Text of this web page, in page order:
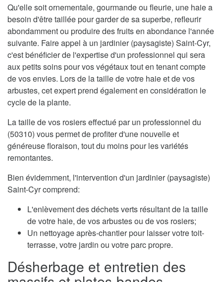
Qu'elle soit ornementale, gourmande ou fleurie, une haie a
besoin d'être taillée pour garder de sa superbe, refleurir
abondamment ou produire des fruits en abondance l'année
suivante. Faire appel à un jardinier (paysagiste) Saint-Cyr,
c'est bénéficier de l'expertise d'un professionnel qui sera
aux petits soins pour vos végétaux tout en tenant compte
de vos envies. Lors de la taille de votre haie et de vos
arbustes, cet expert prend également en considération le
cycle de la plante.
La taille de vos rosiers effectué par un professionnel du
(50310) vous permet de profiter d'une nouvelle et
généreuse floraison, tout du moins pour les variétés
remontantes.
Bien évidemment, l'intervention d'un jardinier (paysagiste)
Saint-Cyr comprend:
L'enlèvement des déchets verts résultant de la taille
de votre haie, de vos arbustes ou de vos rosiers;
Un nettoyage après-chantier pour laisser votre toit-
terrasse, votre jardin ou votre parc propre.
Désherbage et entretien des